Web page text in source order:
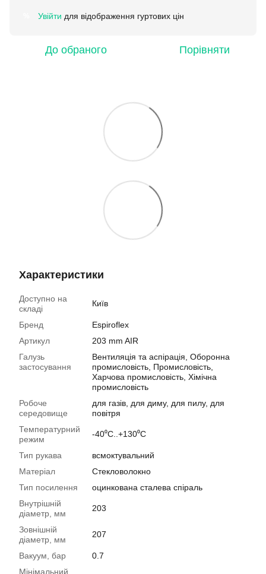
Увійти для відображення гуртових цін
До обраного Порівняти
Характеристики
Доступно на
складі
Київ
Бренд
Espiroflex
Артикул
203 mm AIR
Галузь
застосування
Вентиляція та аспірація, Оборонна
промисловість, Промисловість,
Харчова промисловість, Хімічна
промисловість
Робоче
середовище
для газів, для диму, для пилу, для
повітря
Температурний
режим
-40⁰С..+130⁰С
Тип рукава
всмоктувальний
Матеріал
Стекловолокно
Тип посилення
оцинкована сталева спіраль
Внутрішній
діаметр, мм
203
Зовнішній
діаметр, мм
207
Вакуум, бар
0.7
Мінімальний